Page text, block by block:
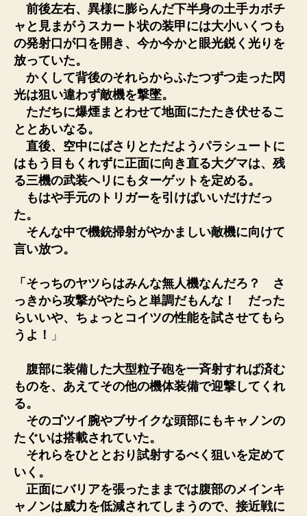
前後左右、異様に膨らんだ下半身の土手カボチ
ャと見まがうスカート状の装甲には大小いくつも
の発射口が口を開き、今か今かと眼光鋭く光りを
放っていた。
かくして背後のそれらからふたつずつ走った閃
光は狙い違わず敵機を撃墜。
ただちに爆煙まとわせて地面にたたき伏せるこ
ととあいなる。
直後、空中にばさりとただようパラシュートに
はもう目もくれずに正面に向き直る大グマは、残
る三機の武装ヘリにもターゲットを定める。
もはや手元のトリガーを引けばいいだけだっ
た。
そんな中で機銃掃射がやかましい敵機に向けて
言い放つ。
「そっちのヤツらはみんな無人機なんだろ？ さ
っきから攻撃がやたらと単調だもんな！ だった
らいいや、ちょっとコイツの性能を試させてもら
うよ！
」
腹部に装備した大型粒子砲を一斉射すれば済む
ものを、あえてその他の機体装備で迎撃してくれ
る。
そのゴツイ腕やブサイクな頭部にもキャノンの
たぐいは搭載されていた。
それらをひととおり試射するべく狙いを定めて
いく。
正面にバリアを張ったままでは腹部のメインキ
ャノンは威力を低減されてしまうので、接近戦に